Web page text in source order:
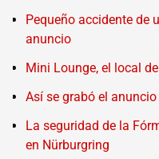
Pequeño accidente de
anuncio
Mini Lounge, el local
Así se grabó el
La seguridad de la
en Nürburgring